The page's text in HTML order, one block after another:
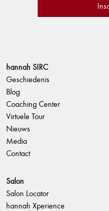
hannah SIRC
Geschiedenis
Blog
Coaching Center
Virtuele Tour
Nieuws
Media
Contact
Salon
Salon Locator
hannah Xperience